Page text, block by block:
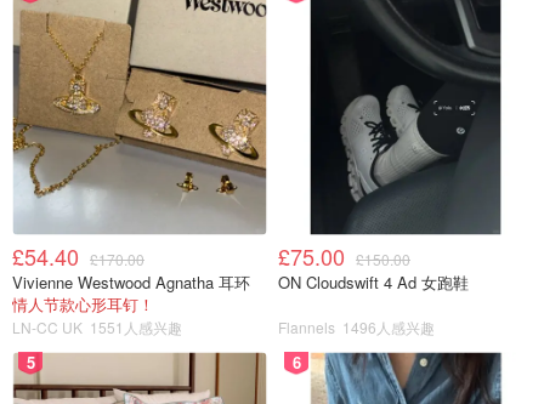
£54.40 £170.00
Vivienne Westwood Agnatha 耳环
情人节款心形耳钉！
LN-CC UK 1551人感兴趣
£75.00 £150.00
ON Cloudswift 4 Ad 女跑鞋
Flannels 1496人感兴趣
5 6